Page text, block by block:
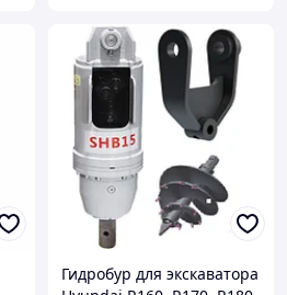
Гидробур для экскаватора